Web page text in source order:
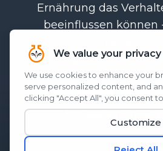
Ernährung das
beeinflussen können
entwickelt, um Vitalität
Morgen und Unruhe
wiederherzustellen. Es
an:Ihren Genen, Ihren
biologischen